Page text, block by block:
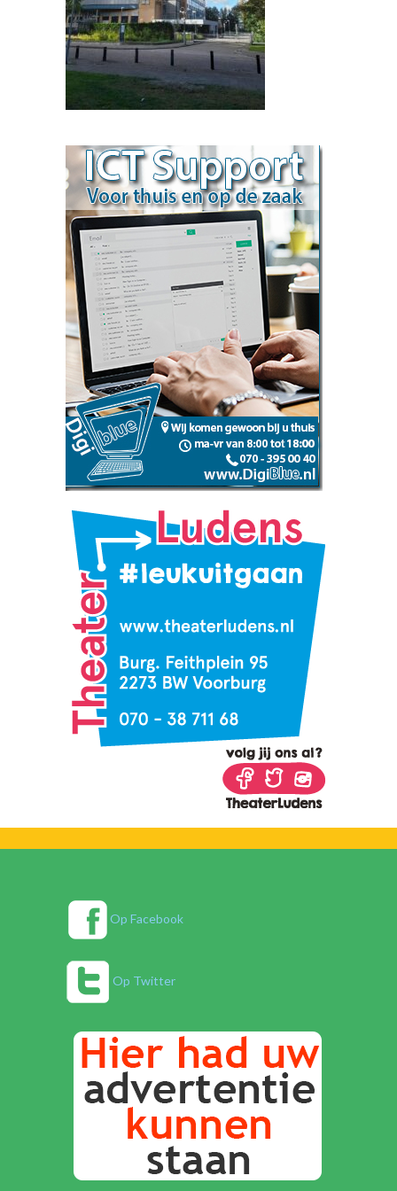
Op Facebook
Op Twitter